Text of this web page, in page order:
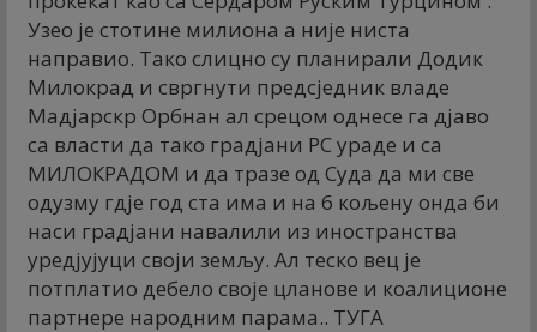
Узео је стотине милиона а није ниста
направио. Тако слицно су планирали Додик
Милокрад и свргнути предсједник владе
Мадјарскр Орбнан ал срецом однесе га дјаво
са власти да тако градјани РС ураде и са
МИЛОКРАДОМ и да тразе од Суда да ми све
одузму гдје год ста има и на 6 кољену онда би
наси градјани навалили из иностранства
уредјујуци своји земљу. Ал теско вец је
потплатио дебело своје цланове и коалиционе
партнере народним парама.. ТУГА